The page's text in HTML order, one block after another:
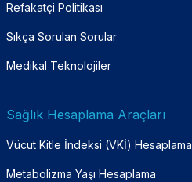
Refakatçi Politikası
Sıkça Sorulan Sorular
Medikal Teknolojiler
Sağlık Hesaplama Araçları
Vücut Kitle İndeksi (VKİ) Hesaplama
Metabolizma Yaşı Hesaplama